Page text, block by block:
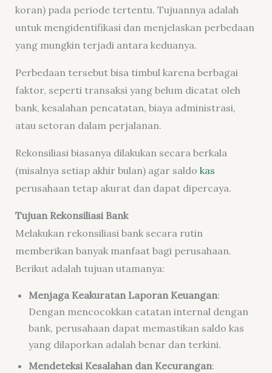
koran) pada periode tertentu. Tujuannya adalah
untuk mengidentifikasi dan menjelaskan perbedaan
yang mungkin terjadi antara keduanya.
Perbedaan tersebut bisa timbul karena berbagai
faktor, seperti transaksi yang belum dicatat oleh
bank, kesalahan pencatatan, biaya administrasi,
atau setoran dalam perjalanan.
Rekonsiliasi biasanya dilakukan secara berkala
(misalnya setiap akhir bulan) agar saldo kas
perusahaan tetap akurat dan dapat dipercaya.
Tujuan Rekonsiliasi Bank
Melakukan rekonsiliasi bank secara rutin
memberikan banyak manfaat bagi perusahaan.
Berikut adalah tujuan utamanya:
Menjaga Keakuratan Laporan Keuangan:
Dengan mencocokkan catatan internal dengan
bank, perusahaan dapat memastikan saldo kas
yang dilaporkan adalah benar dan terkini.
Mendeteksi Kesalahan dan Kecurangan: